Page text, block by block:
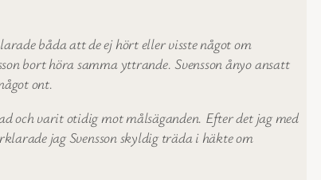
båda att de ej hört eller visste något om
bort höra samma yttrande. Svensson ånyo ansatt
ont.
och varit otidig mot målsäganden. Efter det jag med
jag Svensson skyldig träda i häkte om